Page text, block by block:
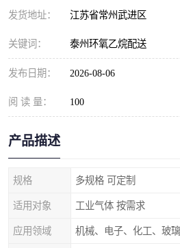
发货地址： 江苏省常州武进区
关键词： 泰州环氧乙烷配送
发布日期： 2026-08-06
阅 读 量： 100
产品描述
规格 多规格 可定制
适用对象 工业气体 按需求
应用领域